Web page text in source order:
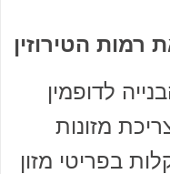
לדופמין
מזונות
בפריטי מזון